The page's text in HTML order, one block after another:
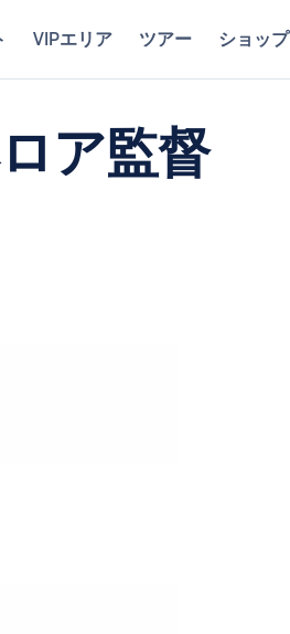
VIPエリア ツアー ショップ
ア監督